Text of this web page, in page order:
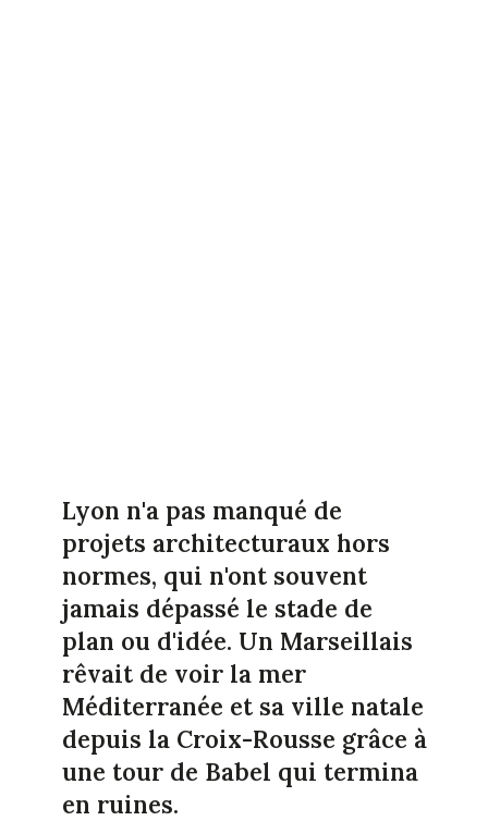
Lyon n'a pas manqué de
projets architecturaux hors
normes, qui n'ont souvent
jamais dépassé le stade de
plan ou d'idée. Un Marseillais
rêvait de voir la mer
Méditerranée et sa ville natale
depuis la Croix-Rousse grâce à
une tour de Babel qui termina
en ruines.